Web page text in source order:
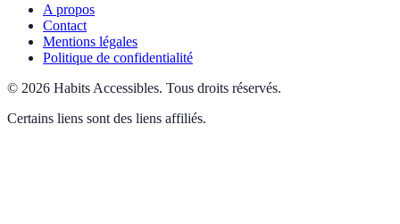
A propos
Contact
Mentions légales
Politique de confidentialité
© 2026 Habits Accessibles. Tous droits réservés.
Certains liens sont des liens affiliés.